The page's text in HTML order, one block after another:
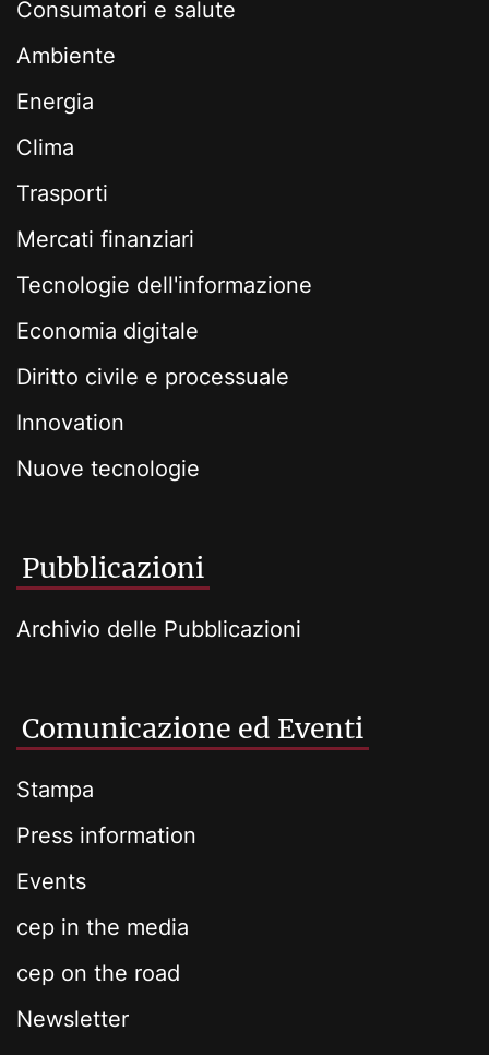
Consumatori e salute
Ambiente
Energia
Clima
Trasporti
Mercati finanziari
Tecnologie dell'informazione
Economia digitale
Diritto civile e processuale
Innovation
Nuove tecnologie
Pubblicazioni
Archivio delle Pubblicazioni
Comunicazione ed Eventi
Stampa
Press information
Events
cep in the media
cep on the road
Newsletter